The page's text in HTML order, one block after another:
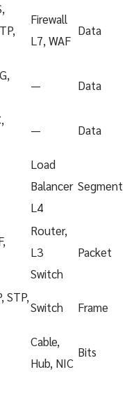
Firewall
L7, WAF
Data
— Data
— Data
Load
Balancer
L4
Segment
Router,
L3
Switch
Packet
STP,
Switch Frame
Cable,
Hub, NIC
Bits